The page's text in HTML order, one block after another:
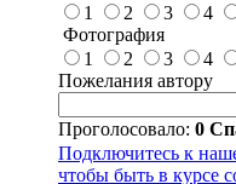
1
2 3 4
Фотография
1
2 3 4
Пожелания автору
Проголосовало: 0
Подключитесь к
чтобы быть в курсе